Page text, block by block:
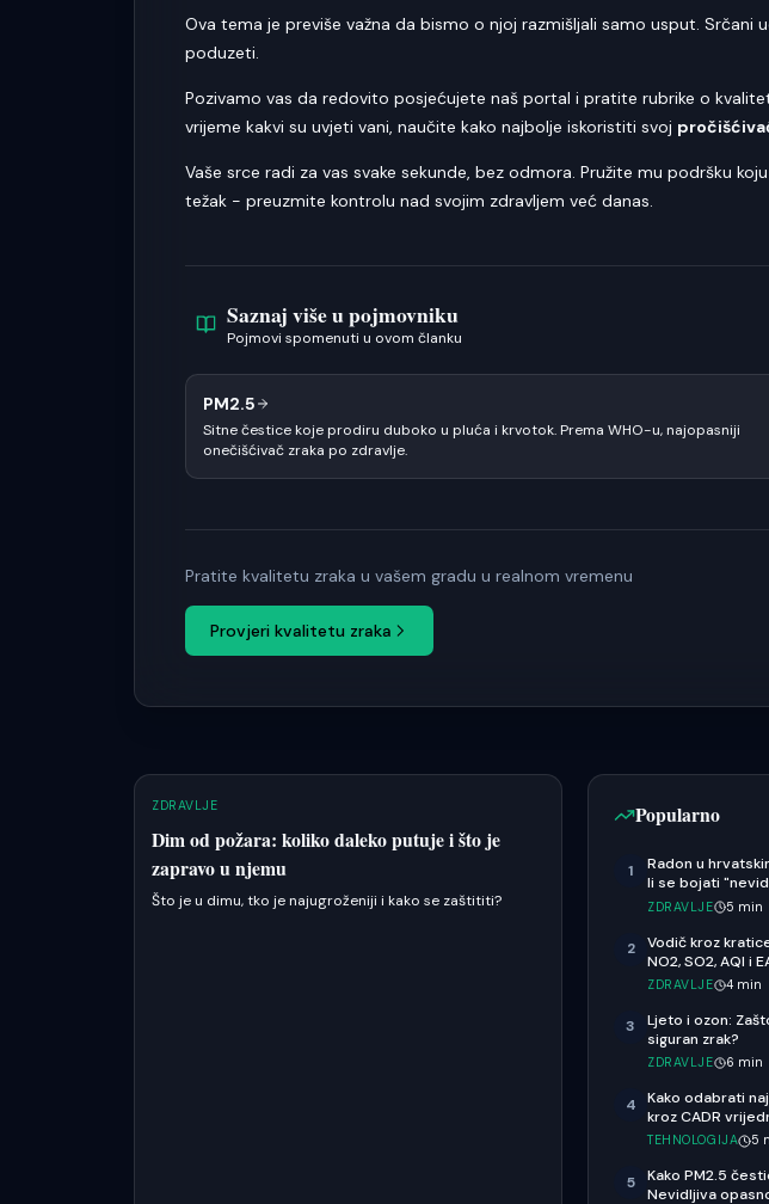
Ova tema je previše važna da bismo o njoj razmišljali samo usput.
poduzeti.
Pozivamo vas da redovito posjećujete naš portal i pratite rubrike o
vrijeme kakvi su uvjeti vani, naučite kako najbolje iskoristiti svoj
Vaše srce radi za vas svake sekunde, bez odmora. Pružite mu podršku
težak - preuzmite kontrolu nad svojim zdravljem već danas.
Saznaj više u pojmovniku
Pojmovi spomenuti u ovom članku
PM2.5
Sitne čestice koje prodiru duboko u pluća i krvotok. Prema WHO-u, najopasniji
onečišćivač zraka po zdravlje.
Pratite kvalitetu zraka u vašem gradu u realnom vremenu
Provjeri kvalitetu zraka
ZDRAVLJE
Dim od požara: koliko daleko putuje i što je
zapravo u njemu
Što je u dimu, tko je najugroženiji i kako se zaštititi?
Popularno
1
Radon u
li se bojati
ZDRAVLJE 5 min
2
Vodič kroz
NO2, SO2, AQI i
ZDRAVLJE 4 min
3
Ljeto i ozon:
siguran zrak?
ZDRAVLJE 6 min
4
Kako odabrati
kroz CADR
TEHNOLOGIJA 5
5
Kako PM2.5
Nevidljiva